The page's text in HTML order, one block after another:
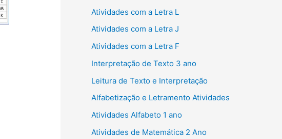
Atividades com a Letra L
Atividades com a Letra J
Atividades com a Letra F
Interpretação de Texto 3 ano
Leitura de Texto e Interpretação
Alfabetização e Letramento Atividades
Atividades Alfabeto 1 ano
Atividades de Matemática 2 Ano